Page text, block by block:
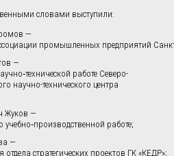
словами выступили:
—
промышленных предприятий
—
работе Северо-
научно-технического центра
Жуков —
учебно‑производственной работе;
—
отдела стратегических проектов ГК «КЕДР»;